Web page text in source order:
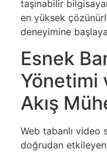
taşınabilir
en yüksek
deneyimine
Esnek
Yönetimi
Akış
Web tabanlı video
doğrudan